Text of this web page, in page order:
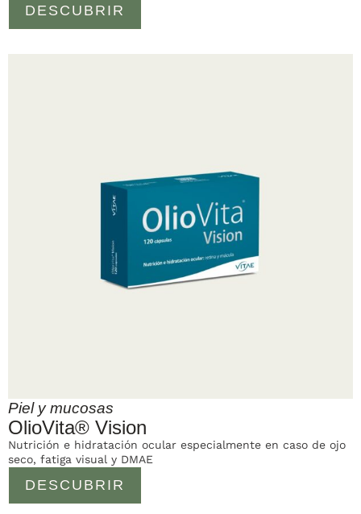
DESCUBRIR
Piel y mucosas
OlioVita® Vision
DESCUBRIR
Nutrición e hidratación ocular especialmente en caso de ojo
seco, fatiga visual y DMAE